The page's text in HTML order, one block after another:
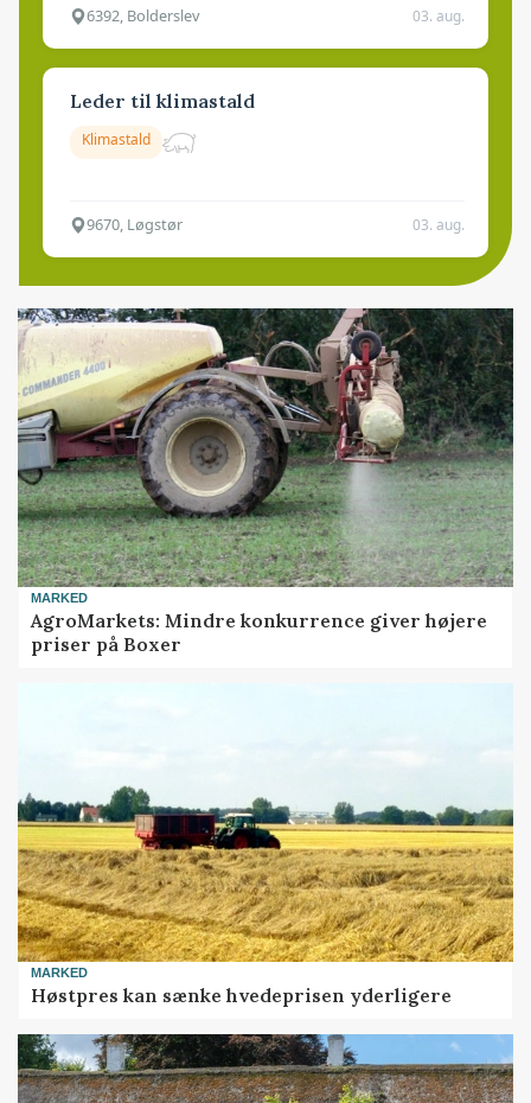
6392, Bolderslev 03. aug.
Leder til klimastald
Klimastald
9670, Løgstør 03. aug.
MARKED
AgroMarkets: Mindre konkurrence giver højere
priser på Boxer
MARKED
Høstpres kan sænke hvedeprisen yderligere